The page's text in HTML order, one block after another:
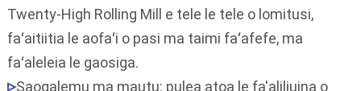
Twenty-High Rolling Mill e tele le tele o lomitusi,
faʻaitiitia le aofaʻi o pasi ma taimi faʻafefe, ma
faʻaleleia le gaosiga.
Saogalemu ma mautu: pulea atoa le fa'aliliuina o